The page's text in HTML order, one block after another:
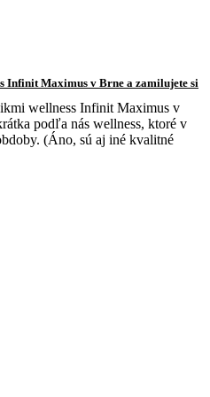
Infinit Maximus v Brne a zamilujete si
wellness Infinit Maximus v
podľa nás wellness, ktoré v
(Áno, sú aj iné kvalitné